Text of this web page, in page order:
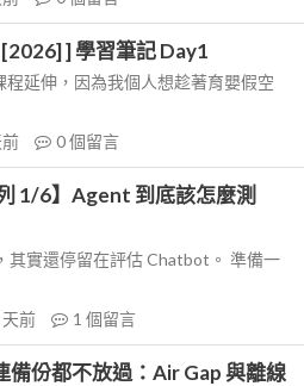
] 學習筆記 Day1
延伸，因為我個人想趁著育嬰假空
0個留言
1/6】Agent 到底該怎麼測
其實還停留在評估 Chatbot。 準備一
天前 1 個留言
備份都不放過：Air Gap 與離線